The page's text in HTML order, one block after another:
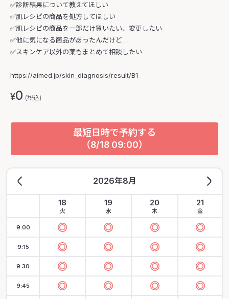
✅診断結果について教えてほしい
✅肌レシピの商品を処方してほしい
✅肌レシピの商品を一部だけ買いたい、変更したい
✅他に気になる商品があったんだけど…
✅スキンケア以外の薬もまとめて相談したい
https://aimed.jp/skin_diagnosis/result/B1
¥0 (税込)
最短日時で予約する
（8/18 09:00）
2026年8月
18
火
19
水
20
木
21
金
9:00
9:15
9:30
9:45